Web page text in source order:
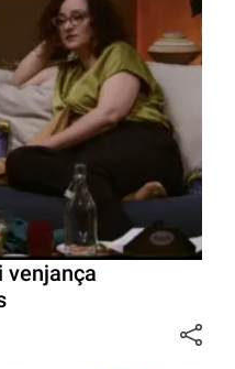
venjança